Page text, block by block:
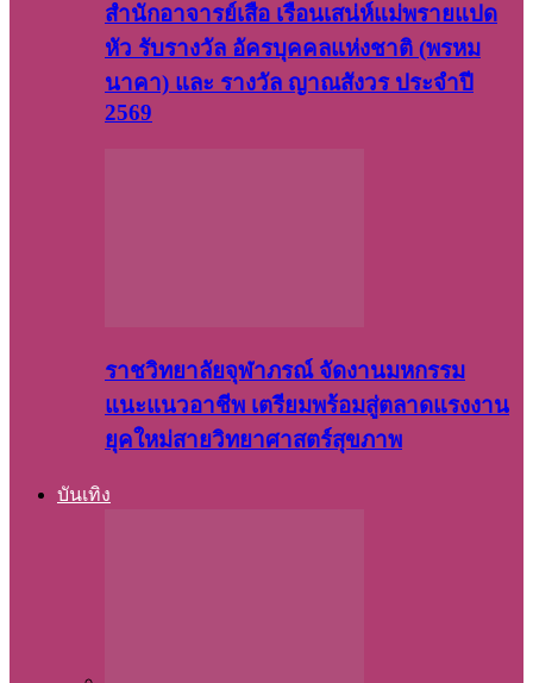
สำนักอาจารย์เสือ เรือนเสน่ห์แม่พรายแปด
หัว รับรางวัล อัครบุคคลแห่งชาติ (พรหม
นาคา) และ รางวัล ญาณสังวร ประจำปี
2569
ราชวิทยาลัยจุฬาภรณ์ จัดงานมหกรรม
แนะแนวอาชีพ เตรียมพร้อมสู่ตลาดแรงงาน
ยุคใหม่สายวิทยาศาสตร์สุขภาพ
บันเทิง